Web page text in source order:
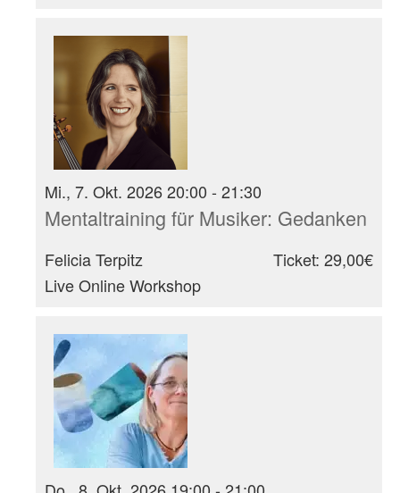
Mi., 7. Okt. 2026 20:00 - 21:30
Mentaltraining für Musiker: Gedanken
Felicia Terpitz
Live Online Workshop
Ticket: 29,00€